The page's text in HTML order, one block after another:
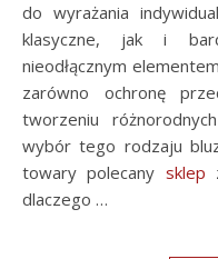
do wyrażania
klasyczne, jak i
nieodłącznym
zarówno ochronę
tworzeniu
wybór tego rodzaju
towary polecany sklep
dlaczego …